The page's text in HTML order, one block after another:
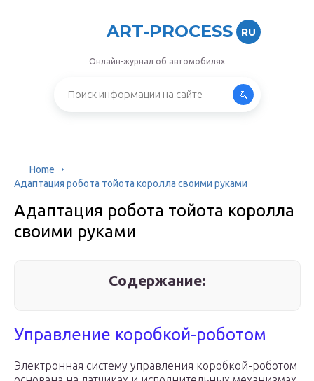
ART-PROCESS RU
Онлайн-журнал об автомобилях
Home
Адаптация робота тойота королла своими руками
Адаптация робота тойота королла
своими руками
Содержание:
Управление коробкой-роботом
Электронная систему управления коробкой-роботом